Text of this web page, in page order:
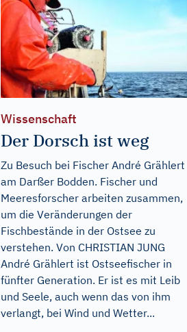
Wissenschaft
Der Dorsch ist weg
Zu Besuch bei Fischer André Grählert
am Darßer Bodden. Fischer und
Meeresforscher arbeiten zusammen,
um die Veränderungen der
Fischbestände in der Ostsee zu
verstehen. Von CHRISTIAN JUNG
André Grählert ist Ostseefischer in
fünfter Generation. Er ist es mit Leib
und Seele, auch wenn das von ihm
verlangt, bei Wind und Wetter...